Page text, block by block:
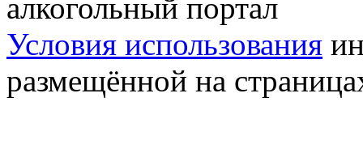
алкогольный портал
Условия использования
размещённой на